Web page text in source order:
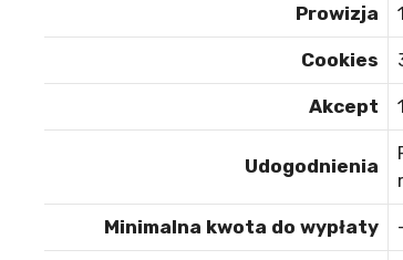
Prowizja
Cookies
Akcept
Udogodnienia
Minimalna kwota do wypłaty